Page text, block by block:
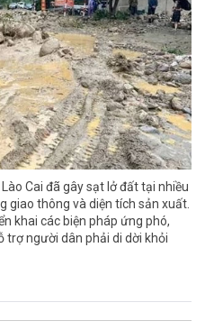
Cai đã gây sạt lở đất tại nhiều
giao thông và diện tích sản xuất.
khai các biện pháp ứng phó,
trợ người dân phải di dời khỏi